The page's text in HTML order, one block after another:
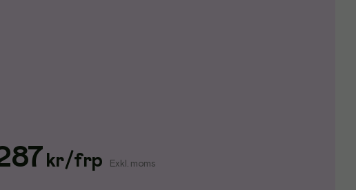
kr/frp Exkl. moms